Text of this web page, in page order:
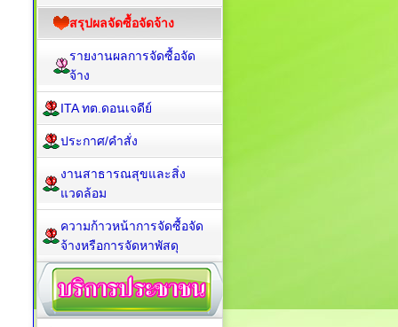
สรุปผลจัดซื้อจัดจ้าง
รายงานผลการจัดซื้อจัด
จ้าง
ITA ทต.ดอนเจดีย์
ประกาศ/คำสั่ง
งานสาธารณสุขและสิ่ง
แวดล้อม
ความก้าวหน้าการจัดซื้อจัด
จ้างหรือการจัดหาพัสดุ